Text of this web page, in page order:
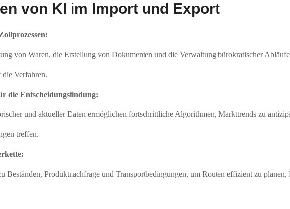
von KI im Import und Export
von Waren, die Erstellung von Dokumenten und die Verwaltung bürokratischer
die Verfahren.
die Entscheidungsfindung:
und aktueller Daten ermöglichen fortschrittliche Algorithmen, Markttrends zu
treffen.
Beständen, Produktnachfrage und Transportbedingungen, um Routen effizient zu